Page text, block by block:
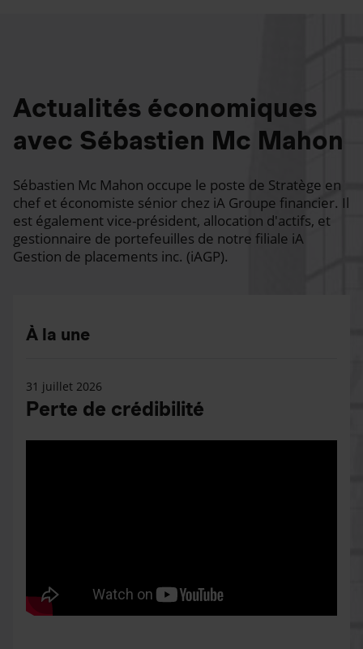
Actualités économiques
avec Sébastien Mc Mahon
Sébastien Mc Mahon occupe le poste de Stratège en
chef et économiste sénior chez iA Groupe financier. Il
est également vice-président, allocation d'actifs, et
gestionnaire de portefeuilles de notre filiale iA
Gestion de placements inc. (iAGP).
À la une
31 juillet 2026
Perte de crédibilité